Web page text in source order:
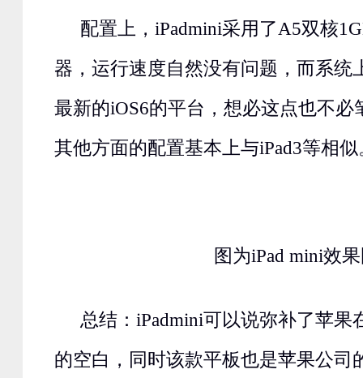
配置上，iPadmini采用了A5双核
器，运行速度自然没有问题，而系统
最新的iOS6的平台，想必这点也不必
其他方面的配置基本上与iPad3等相似
图为iPad mini效
总结：iPadmini可以说弥补了苹
的空白，同时该款平板也是苹果公司